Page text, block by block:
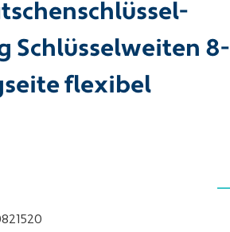
Schlüsselweiten 8-
flexibel